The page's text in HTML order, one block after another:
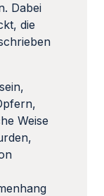
Dabei
die
Weise